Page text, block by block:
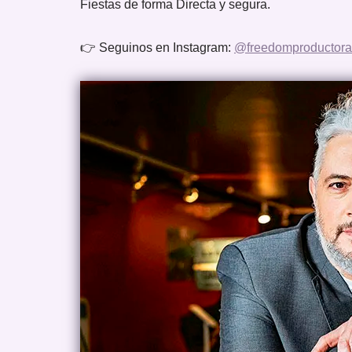
Fiestas de forma Directa y segura.
👉 Seguinos en Instagram: @freedomproductora